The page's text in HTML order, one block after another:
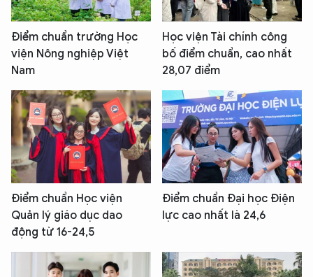
Điểm chuẩn trường Học
viện Nông nghiệp Việt
Nam
Học viện Tài chính công
bố điểm chuẩn, cao nhất
28,07 điểm
Điểm chuẩn Học viện
Quản lý giáo dục dao
động từ 16-24,5
Điểm chuẩn Đại học Điện
lực cao nhất là 24,6